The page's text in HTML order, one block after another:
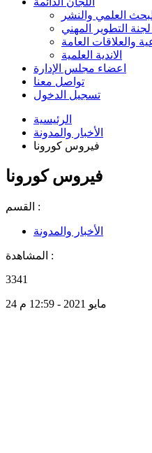
العلمي والنشر
التطوير المهني
والعلاقات العامة
الاندية العلمية
اعضاء مجلس الإدارة
تواصل معنا
تسجيل الدخول
الرئيسية
الأخبار والمدونة
فيروس كورونا
فيروس كورونا
القسم :
الأخبار والمدونة
المشاهدة :
3341
24 مايو 2021 - 12:59 م